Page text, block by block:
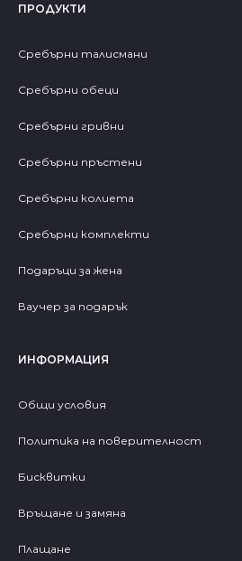
ПРОДУКТИ
Сребърни талисмани
Сребърни обеци
Сребърни гривни
Сребърни пръстени
Сребърни колиета
Сребърни комплекти
Подаръци за жена
Ваучер за подарък
ИНФОРМАЦИЯ
Общи условия
Политика на поверителност
Бисквитки
Връщане и замяна
Плащане